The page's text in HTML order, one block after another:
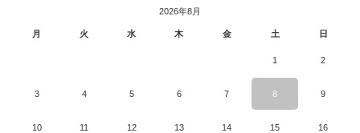
2026年8月
月 火 水 木 金 土 日
1 2
3 4 5 6 7 8 9
10 11 12 13 14 15 16